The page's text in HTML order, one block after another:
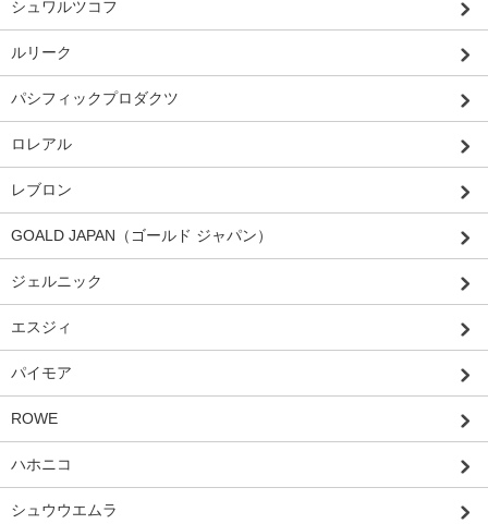
シュワルツコフ
ルリーク
パシフィックプロダクツ
ロレアル
レブロン
GOALD JAPAN（ゴールド ジャパン）
ジェルニック
エスジィ
パイモア
ROWE
ハホニコ
シュウウエムラ